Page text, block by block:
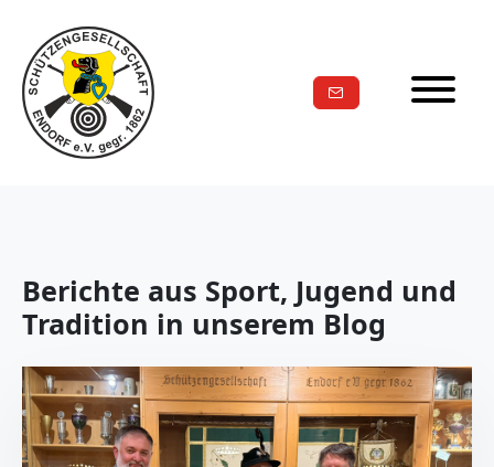
Berichte aus Sport, Jugend und
Tradition in unserem Blog